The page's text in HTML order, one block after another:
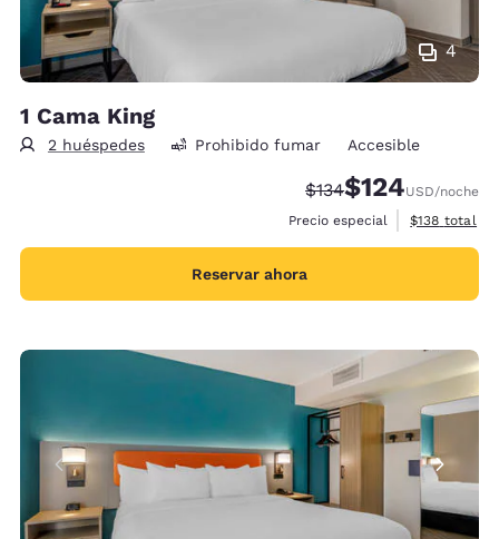
4
1 Cama King
2 huéspedes Prohibido fumar Accesible
Precio tachado:
$134Precio con
$124USD/noche
Precio especial
Ver detalles
$138 total
Reservar ahora